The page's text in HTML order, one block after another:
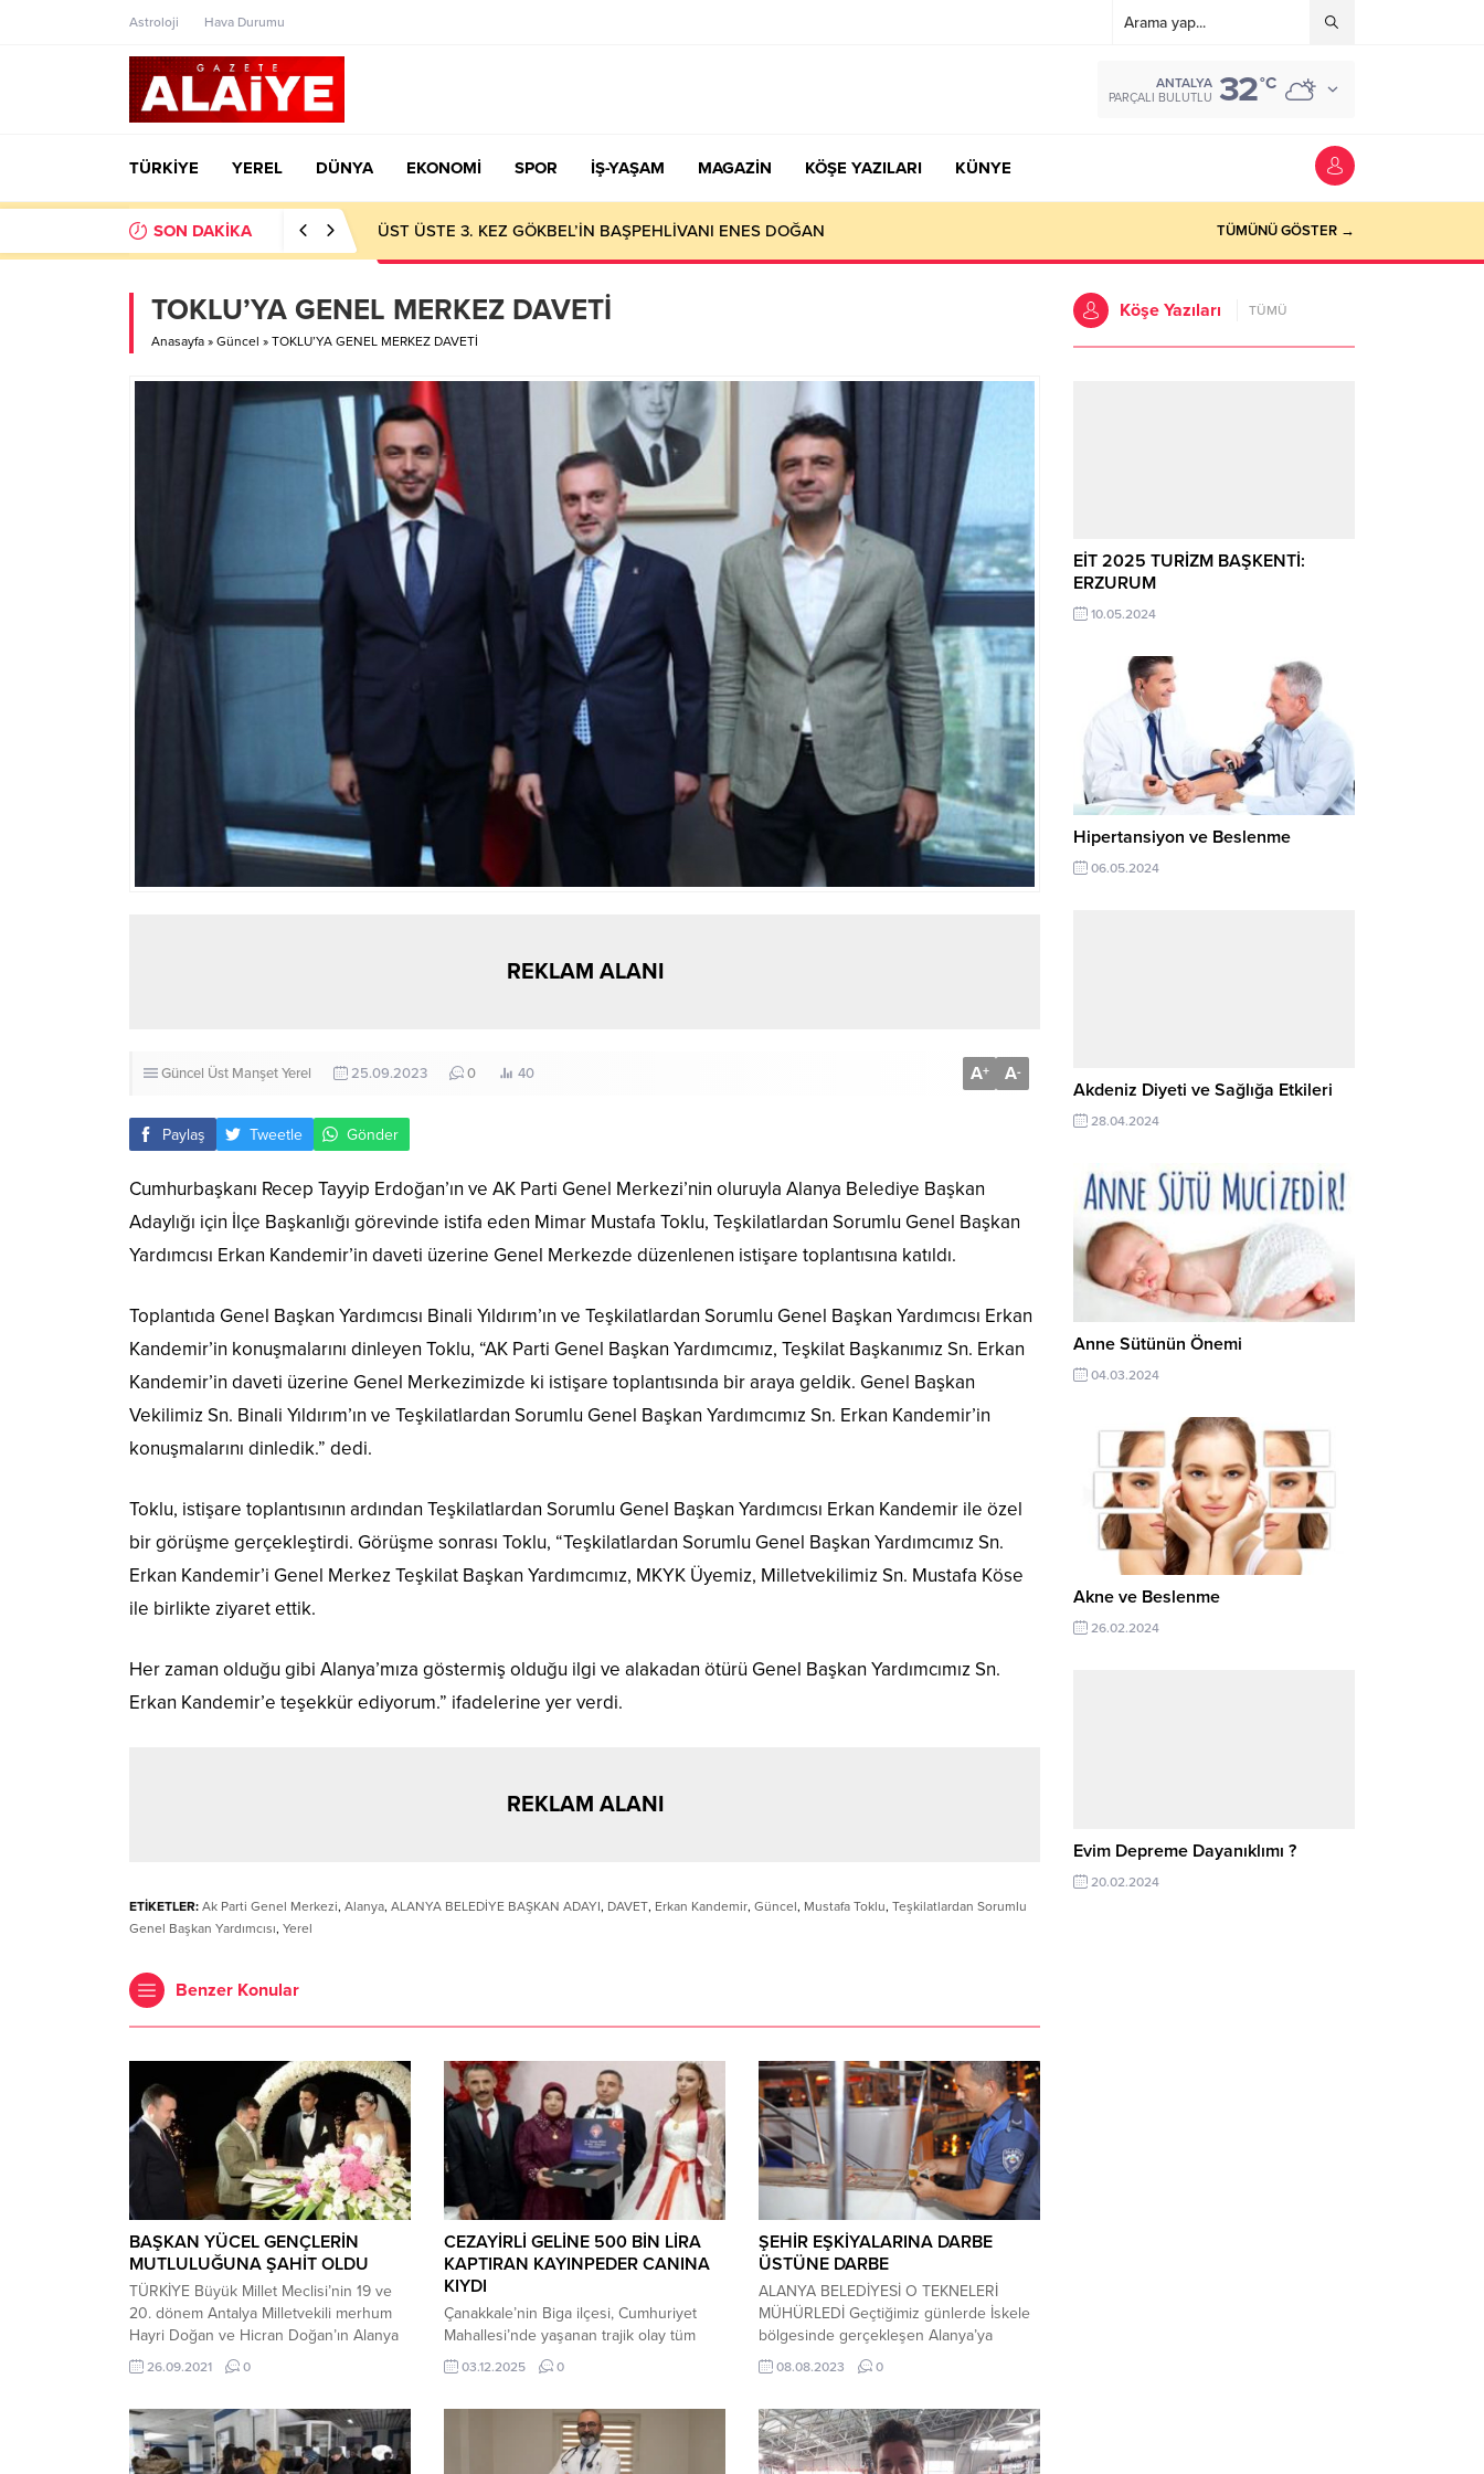
Astroloji Hava Durumu
ANTALYA
PARÇALI BULUTLU 32°C
TÜRKİYE YEREL DÜNYA EKONOMİ SPOR İŞ-YAŞAM MAGAZİN KÖŞE YAZILARI KÜNYE
SON DAKİKA ÜST ÜSTE 3. KEZ GÖKBEL’İN BAŞPEHLİVANI ENES DOĞAN TÜMÜNÜ GÖSTER →
TOKLU’YA GENEL MERKEZ DAVETİ
Anasayfa » Güncel » TOKLU’YA GENEL MERKEZ DAVETİ
REKLAM ALANI
Güncel Üst ManşetYerel 25.09.2023 0 40 A+ A-
Paylaş Tweetle Gönder
Cumhurbaşkanı Recep Tayyip Erdoğan’ın ve AK Parti Genel Merkezi’nin oluruyla Alanya Belediye Başkan
Adaylığı için İlçe Başkanlığı görevinde istifa eden Mimar Mustafa Toklu, Teşkilatlardan Sorumlu Genel Başkan
Yardımcısı Erkan Kandemir’in daveti üzerine Genel Merkezde düzenlenen istişare toplantısına katıldı.
Toplantıda Genel Başkan Yardımcısı Binali Yıldırım’ın ve Teşkilatlardan Sorumlu Genel Başkan Yardımcısı Erkan
Kandemir’in konuşmalarını dinleyen Toklu, “AK Parti Genel Başkan Yardımcımız, Teşkilat Başkanımız Sn. Erkan
Kandemir’in daveti üzerine Genel Merkezimizde ki istişare toplantısında bir araya geldik. Genel Başkan
Vekilimiz Sn. Binali Yıldırım’ın ve Teşkilatlardan Sorumlu Genel Başkan Yardımcımız Sn. Erkan Kandemir’in
konuşmalarını dinledik.” dedi.
Toklu, istişare toplantısının ardından Teşkilatlardan Sorumlu Genel Başkan Yardımcısı Erkan Kandemir ile özel
bir görüşme gerçekleştirdi. Görüşme sonrası Toklu, “Teşkilatlardan Sorumlu Genel Başkan Yardımcımız Sn.
Erkan Kandemir’i Genel Merkez Teşkilat Başkan Yardımcımız, MKYK Üyemiz, Milletvekilimiz Sn. Mustafa Köse
ile birlikte ziyaret ettik.
Her zaman olduğu gibi Alanya’mıza göstermiş olduğu ilgi ve alakadan ötürü Genel Başkan Yardımcımız Sn.
Erkan Kandemir’e teşekkür ediyorum.” ifadelerine yer verdi.
REKLAM ALANI
ETİKETLER: Ak Parti Genel Merkezi, Alanya, ALANYA BELEDİYE BAŞKAN ADAYI, DAVET, Erkan Kandemir, Güncel, Mustafa Toklu, Teşkilatlardan Sorumlu
Genel Başkan Yardımcısı, Yerel
Benzer Konular
BAŞKAN YÜCEL GENÇLERİN
MUTLULUĞUNA ŞAHİT OLDU
TÜRKİYE Büyük Millet Meclisi’nin 19 ve
20. dönem Antalya Milletvekili merhum
Hayri Doğan ve Hicran Doğan’ın Alanya
Belediyesi Özel Kalem Müdürlüğü’nde
görev yapan oğlu Hüseyin Doğan, Ayşe
Gülsüm Uysal ile mutluluğa yelken açtı.
Banana Beach Otel’de bu akşam yapılan
renkli düğüne yüzlerce davetli katıldı.
26.09.2021 0
CEZAYİRLİ GELİNE 500 BİN LİRA
KAPTIRAN KAYINPEDER CANINA
KIYDI
Çanakkale’nin Biga ilçesi, Cumhuriyet
Mahallesi’nde yaşanan trajik olay tüm
ilçeyi yasa boğdu. Psikolojik sorunları
nedeniyle evlilikte sıkıntı yaşayan oğluna
Ramazan Gümüşsoy, “yabancı gelin”
vaadiyle dolandırıldı; gelin ise düğünden
sonra takıları alıp kaçtı. Büyük bir yıkıma
03.12.2025 0
ŞEHİR EŞKİYALARINA DARBE
ÜSTÜNE DARBE
ALANYA BELEDİYESİ O TEKNELERİ
MÜHÜRLEDİ Geçtiğimiz günlerde İskele
bölgesinde gerçekleşen Alanya’ya
yakışmayan görüntülerle gündeme gelen
iki tur teknesi, çalışanlarından 2 tanesinin
oluru ile Alanya Belediyesi Zabıta
Müdürlüğü’ne bağlı ekipler tarafından
mühürlenerek 30 gün ticaretten men
08.08.2023 0
Köşe Yazıları TÜMÜ
EİT 2025 TURİZM BAŞKENTİ:
ERZURUM
10.05.2024
Hipertansiyon ve Beslenme
06.05.2024
Akdeniz Diyeti ve Sağlığa Etkileri
28.04.2024
Anne Sütünün Önemi
04.03.2024
Akne ve Beslenme
26.02.2024
Evim Depreme Dayanıklımı ?
20.02.2024